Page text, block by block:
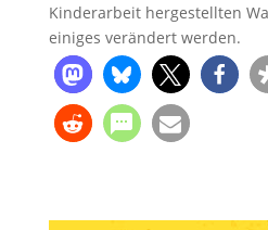
Kinderarbeit hergestellten
einiges verändert werden.